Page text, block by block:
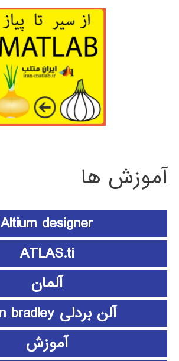
آموزش ها
Altium designer
ATLAS.ti
آلمان
آلن بردلی Allen bradley
آموزش